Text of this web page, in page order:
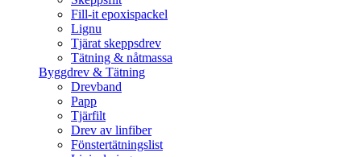
Fill-it epoxispackel
Lignu
Tjärat skeppsdrev
Tätning & nåtmassa
Byggdrev & Tätning
Drevband
Papp
Tjärfilt
Drev av linfiber
Fönstertätningslist